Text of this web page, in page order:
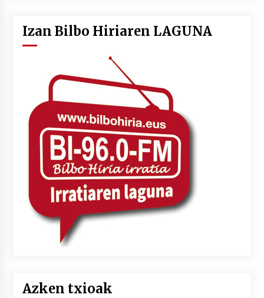
2026/07/03
SOINUGELA: Paul McCartney eta Ringo Starr-en
lan berriak
2026/07/03
MUSIBLA #297: Bide, Boards Of Canada, Somak,
Tiga, Twisted Teens, Underscores, Habia
2026/07/02
Izan Bilbo Hiriaren LAGUNA
Azken txioak